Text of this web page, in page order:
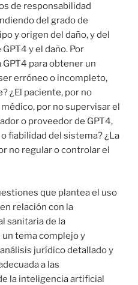
de responsabilidad
del grado de
y origen del daño, y del
y el daño. Por
para obtener un
erróneo o incompleto,
¿El paciente, por no
por no supervisar el
o proveedor de GPT4,
fiabilidad del sistema? ¿La
no regular o controlar el
que plantea el uso
relación con la
sanitaria de la
tema complejo y
jurídico detallado y
a las
la inteligencia artificial